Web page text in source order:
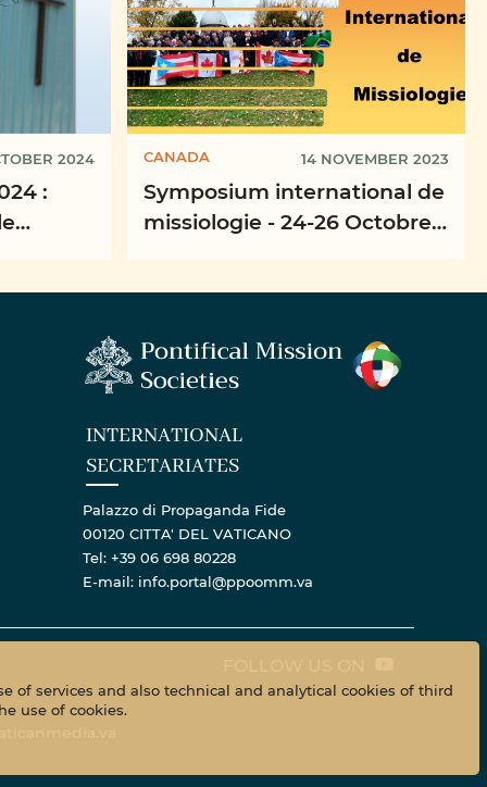
2024
:
CANADA 14 NOVEMBER 2023
Symposium international de
missiologie - 24-26 Octobre,
INTERNATIONAL
SECRETARIATES
Palazzo di Propaganda Fide
00120 CITTA' DEL VATICANO
Tel: +39 06 698 80228
E-mail: info.portal@ppoomm.va
of services and also technical and analytical cookies of third
use of cookies.